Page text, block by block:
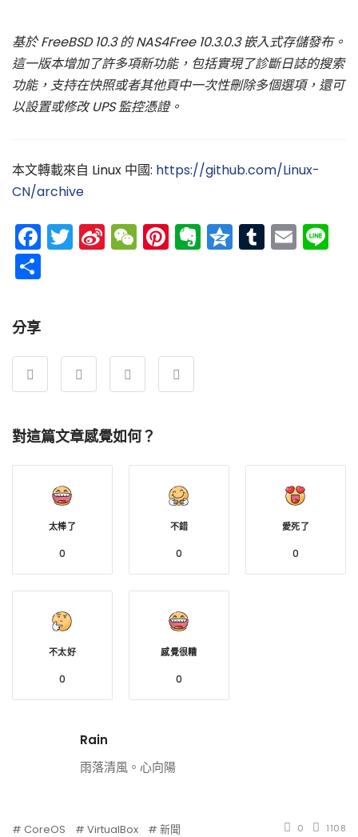
基於 FreeBSD 10.3 的 NAS4Free 10.3.0.3 嵌入式存儲發布。
這一版本增加了許多項新功能，包括實現了診斷日誌的搜索
功能，支持在快照或者其他頁中一次性刪除多個選項，還可
以設置或修改 UPS 監控憑證。
本文轉載來自 Linux 中國: https://github.com/Linux-
CN/archive
Facebook
Twitter
SinaWeChat
Pinterest
Evernote
Qzone
Tumblr
分享
對這篇文章感覺如何？
太棒了
0
不錯
0
愛死了
0
不太好
0
感覺很糟
0
Rain
雨落清風。心向陽
CoreOS VirtualBox 新聞 0 1108